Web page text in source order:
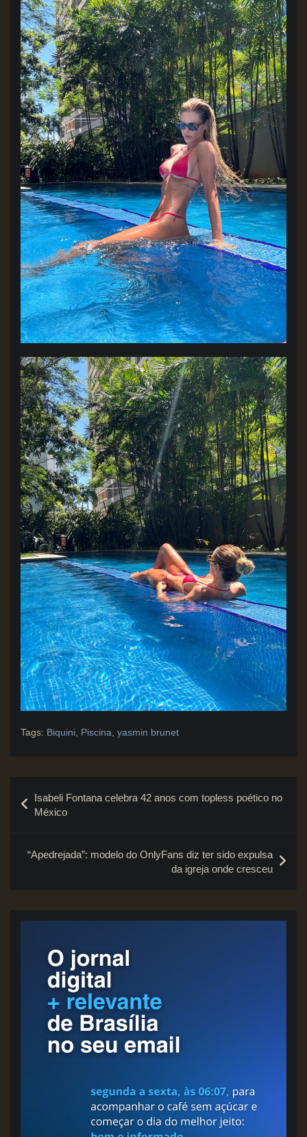
Tags: Biquini Piscina yasmin brunet
de
Isabeli Fontana celebra 42 anos com topless poético no
México
“Apedrejada”: modelo do OnlyFans diz ter sido expulsa
da igreja onde cresceu